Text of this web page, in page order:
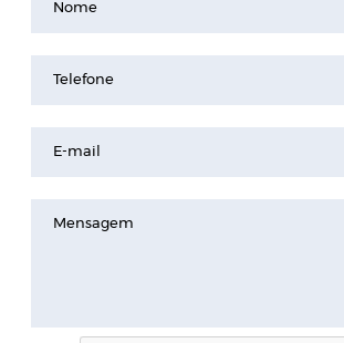
Nome
Telefone
E-mail
Mensagem